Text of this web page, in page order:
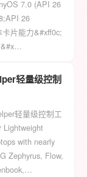
7.0 (API 26
26
片能力&#xff0c;
&#x…
轻量级控制
轻量级控制工
Lightweight
with nearly
Zephyrus, Flow,